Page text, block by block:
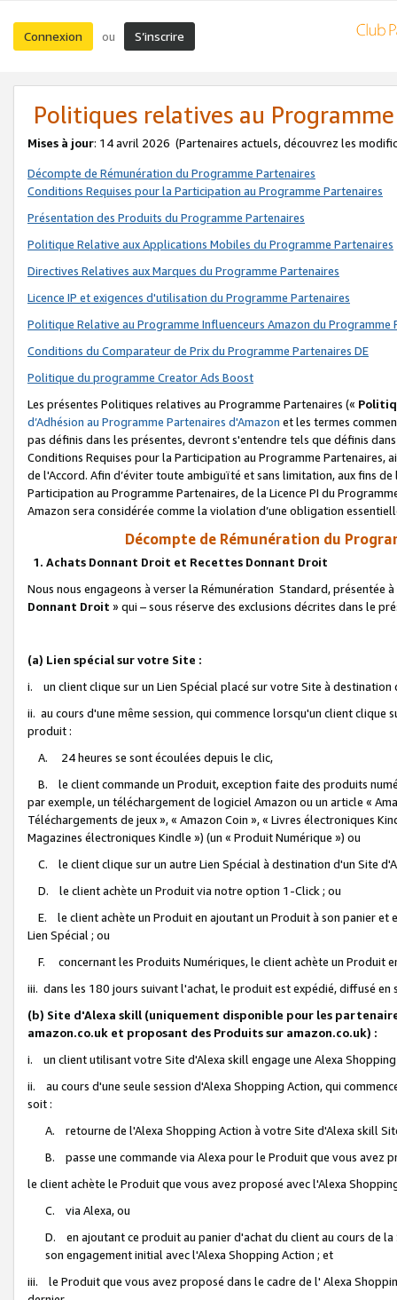
Connexion ou S’inscrire
Politiques relatives au
Mises à jour: 14 avril 2026 (Partenaires actuels, découvrez les
Décompte de Rémunération du Programme Partenaires
Conditions Requises pour la Participation au Programme Partenaires
Présentation des Produits du Programme Partenaires
Politique Relative aux Applications Mobiles du Programme Partenaires
Directives Relatives aux Marques du Programme Partenaires
Licence IP et exigences d'utilisation du Programme Partenaires
Politique Relative au Programme Influenceurs Amazon du Programme
Conditions du Comparateur de Prix du Programme Partenaires DE
Politique du programme Creator Ads Boost
Les présentes Politiques relatives au Programme Partenaires («
d’Adhésion au Programme Partenaires d'Amazon et les termes
pas définis dans les présentes, devront s'entendre tels que définis
Conditions Requises pour la Participation au Programme Partenaires,
de l'Accord. Afin d’éviter toute ambiguïté et sans limitation, aux fins
Participation au Programme Partenaires, de la Licence PI du
Amazon sera considérée comme la violation d’une obligation
Décompte de Rémunération du
1. Achats Donnant Droit et Recettes Donnant Droit
Nous nous engageons à verser la Rémunération Standard, présentée
Donnant Droit » qui – sous réserve des exclusions décrites dans le
(a) Lien spécial sur votre Site :
i. un client clique sur un Lien Spécial placé sur votre Site à destination
ii. au cours d'une même session, qui commence lorsqu'un client
produit :
A. 24 heures se sont écoulées depuis le clic,
B. le client commande un Produit, exception faite des produits
par exemple, un téléchargement de logiciel Amazon ou un article «
Téléchargements de jeux », « Amazon Coin », « Livres électroniques
Magazines électroniques Kindle ») (un « Produit Numérique ») ou
C. le client clique sur un autre Lien Spécial à destination d'un Site
D. le client achète un Produit via notre option 1-Click ; ou
E. le client achète un Produit en ajoutant un Produit à son panier et
Lien Spécial ; ou
F. concernant les Produits Numériques, le client achète un Produit
iii. dans les 180 jours suivant l'achat, le produit est expédié, diffusé
(b) Site d'Alexa skill (uniquement disponible pour les
amazon.co.uk et proposant des Produits sur amazon.co.uk) :
i. un client utilisant votre Site d'Alexa skill engage une Alexa
ii. au cours d'une seule session d'Alexa Shopping Action, qui
soit :
A. retourne de l'Alexa Shopping Action à votre Site d'Alexa skill
B. passe une commande via Alexa pour le Produit que vous avez
le client achète le Produit que vous avez proposé avec l'Alexa
C. via Alexa, ou
D. en ajoutant ce produit au panier d'achat du client au cours de
son engagement initial avec l'Alexa Shopping Action ; et
iii. le Produit que vous avez proposé dans le cadre de l' Alexa